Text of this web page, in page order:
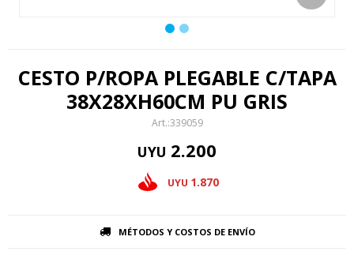
CESTO P/ROPA PLEGABLE C/TAPA
38X28XH60CM PU GRIS
339059
UYU 2.200
UYU 1.870
MÉTODOS Y COSTOS DE ENVÍO